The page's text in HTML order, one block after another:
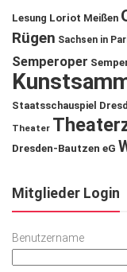
Lesung Loriot Meißen
Rügen Sachsen in
Semperoper
Staatsschauspiel
Theater
Dresden-Bautzen eG
Mitglieder Login
Benutzername